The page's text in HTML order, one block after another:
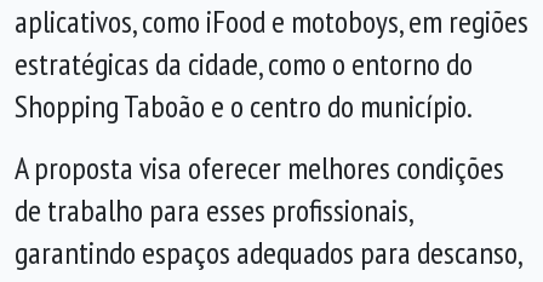
aplicativos, como iFood e motoboys, em regiões
estratégicas da cidade, como o entorno do
Shopping Taboão e o centro do município.
A proposta visa oferecer melhores condições
de trabalho para esses profissionais,
garantindo espaços adequados para descanso,